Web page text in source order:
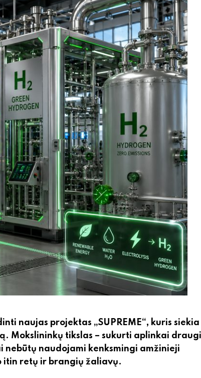
naujas projektas „SUPREME“, kuris siekia
Mokslininkų tikslas – sukurti aplinkai
nebūtų naudojami kenksmingi amžinieji
itin retų ir brangių žaliavų.